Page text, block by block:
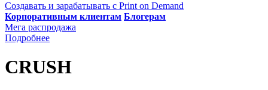
Создавать и зарабатывать с Print on Demand
Корпоративным клиентам Блогерам
Мега распродажа
Подробнее
CRUSH